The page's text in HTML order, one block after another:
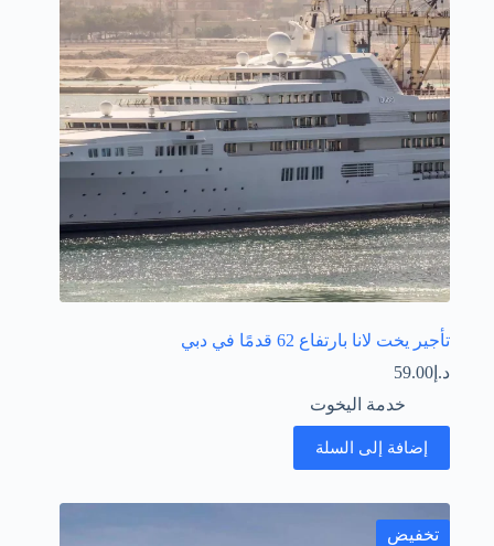
تأجير يخت لانا بارتفاع 62 قدمًا في دبي
د.إ 59.00
خدمة اليخوت
إضافة إلى السلة
تخفيض